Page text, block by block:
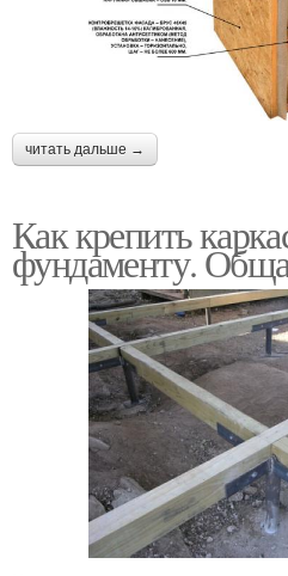
читать дальше →
Как крепить
фундаменту.